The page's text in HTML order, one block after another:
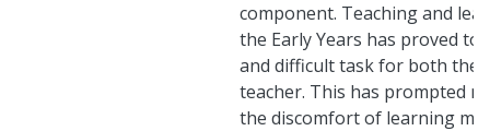
component. Teaching and
the Early Years has proved to
and difficult task for both the
teacher. This has prompted
the discomfort of learning